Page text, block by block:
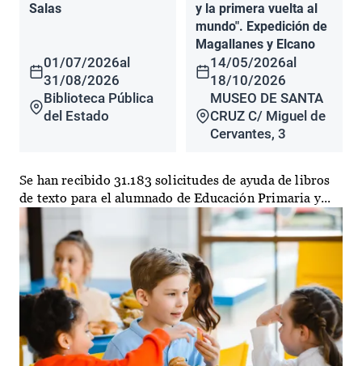
Salas
01/07/2026al
31/08/2026
Biblioteca Pública
del Estado
y la primera vuelta al
mundo". Expedición de
Magallanes y Elcano
14/05/2026al
18/10/2026
MUSEO DE SANTA
CRUZ C/ Miguel de
Cervantes, 3
Se han recibido 31.183 solicitudes de ayuda de libros
de texto para el alumnado de Educación Primaria y...